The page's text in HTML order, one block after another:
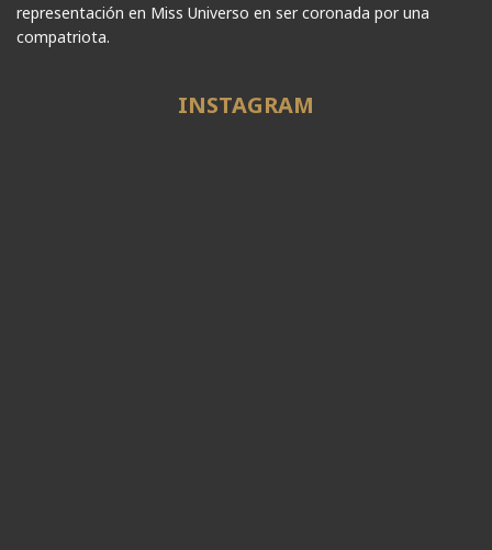
representación en Miss Universo en ser coronada por una
compatriota.
INSTAGRAM